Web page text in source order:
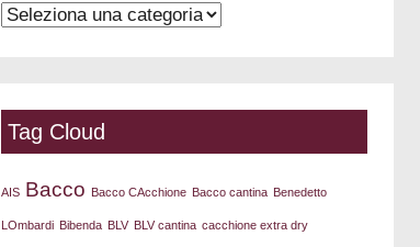
Filtra
Tag Cloud
AIS Bacco Bacco CAcchione Bacco cantina Benedetto
LOmbardi Bibenda BLV BLV cantina cacchione extra dry